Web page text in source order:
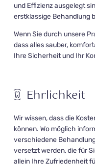
und Effizienz ausgelegt
erstklassige Behandlung
Wenn Sie durch unsere
dass alles sauber,
Ihre Sicherheit und Ihr
Ehrlichkeit
Wir wissen, dass die
können. Wo möglich
verschiedene
versetzt werden, die für
allein Ihre Zufriedenheit